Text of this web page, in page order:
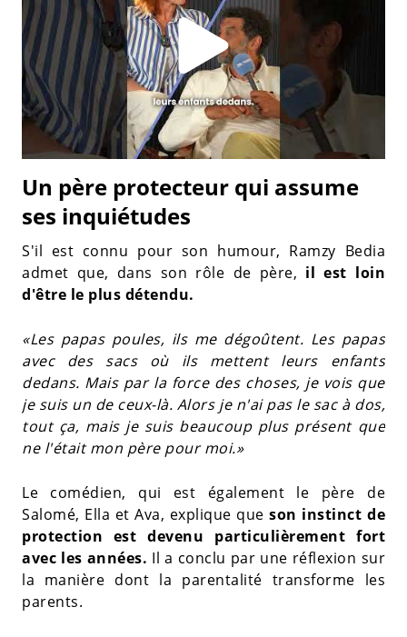
Un père protecteur qui assume
ses inquiétudes
S'il est connu pour son humour, Ramzy Bedia
admet que, dans son rôle de père, il est loin
d'être le plus détendu.
«Les papas poules, ils me dégoûtent. Les papas
avec des sacs où ils mettent leurs enfants
dedans. Mais par la force des choses, je vois que
je suis un de ceux-là. Alors je n'ai pas le sac à dos,
tout ça, mais je suis beaucoup plus présent que
ne l'était mon père pour moi.»
Le comédien, qui est également le père de
Salomé, Ella et Ava, explique que son instinct de
protection est devenu particulièrement fort
avec les années. Il a conclu par une réflexion sur
la manière dont la parentalité transforme les
parents.